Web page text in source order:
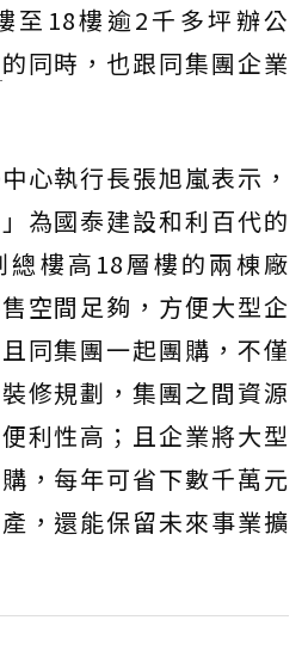
至18樓逾2千多坪辦公
的同時，也跟同集團企業
心執行長張旭嵐表示，
為國泰建設和利百代的
樓高18層樓的兩棟廠
空間足夠，方便大型企
同集團一起團購，不僅
修規劃，集團之間資源
利性高；且企業將大型
，每年可省下數千萬元
，還能保留未來事業擴